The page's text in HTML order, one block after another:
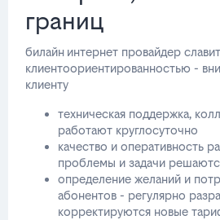
границ
билайн интернет провайдер
клиентоориентированностью -
клиенту
техническая поддержка,
работают круглосуточно
качество и оперативность
проблемы и задачи
определение желаний и
абонентов - регулярно
корректируются новые